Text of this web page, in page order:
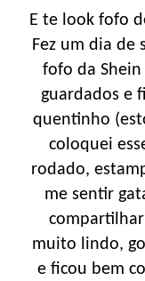
E te look fofo
Fez um dia de
fofo da
guardados e
quentinho
coloquei
rodado,
me sentir
muito lindo,
e ficou bem